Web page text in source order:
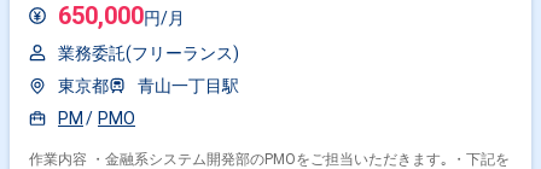
650,000円/月
業務委託(フリーランス)
東京都
青山一丁目駅
PM
PMO
作業内容 ・金融系システム開発部のPMOをご担当いただきます｡ ・下記を